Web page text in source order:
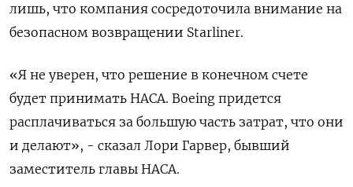
лишь, что компания сосредоточила внимание на
безопасном возвращении Starliner.
«Я не уверен, что решение в конечном счете
будет принимать НАСА. Boeing придется
расплачиваться за большую часть затрат, что они
и делают», - сказал Лори Гарвер, бывший
заместитель главы НАСА.